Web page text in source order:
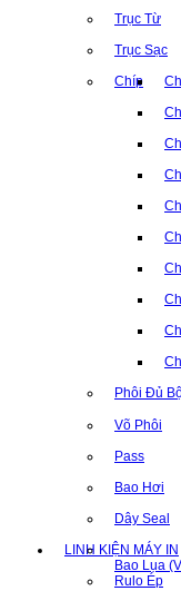
Trục Từ
Trục Sạc
Chíp
Phôi Đủ
Võ Phôi
Pass
Bao Hơi
Dây Seal
LINH KIỆN MÁY IN
Bao Lụa
Rulo Ép